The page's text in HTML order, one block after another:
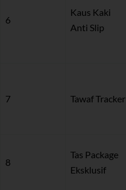
6
Kaus Kaki
Anti Slip
7 Tawaf Tracker
8
Tas Package
Eksklusif